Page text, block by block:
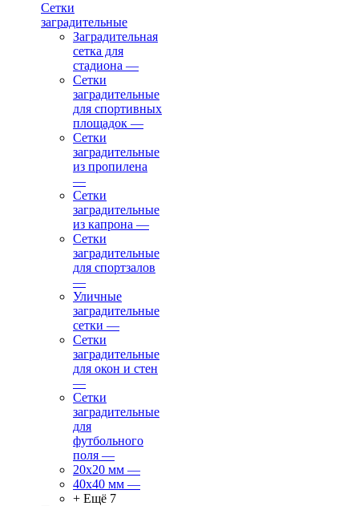
Сетки
заградительные
Заградительная
сетка для
стадиона —
Сетки
заградительные
для спортивных
площадок —
Сетки
заградительные
из пропилена
—
Сетки
заградительные
из капрона —
Сетки
заградительные
для спортзалов
—
Уличные
заградительные
сетки —
Сетки
заградительные
для окон и стен
—
Сетки
заградительные
для
футбольного
поля —
20х20 мм —
40х40 мм —
+ Ещё 7